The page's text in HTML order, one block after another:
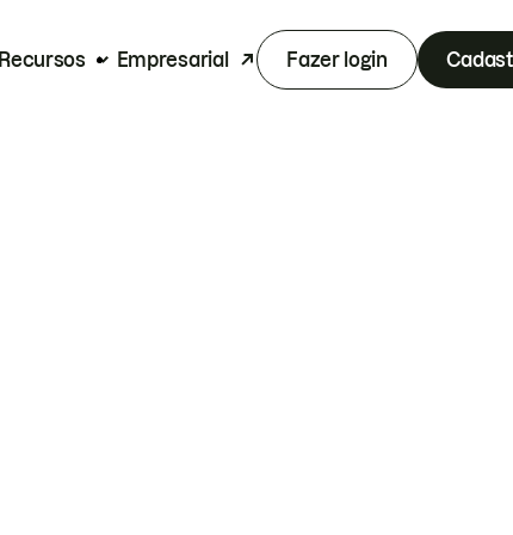
Recursos Empresarial Fazer login